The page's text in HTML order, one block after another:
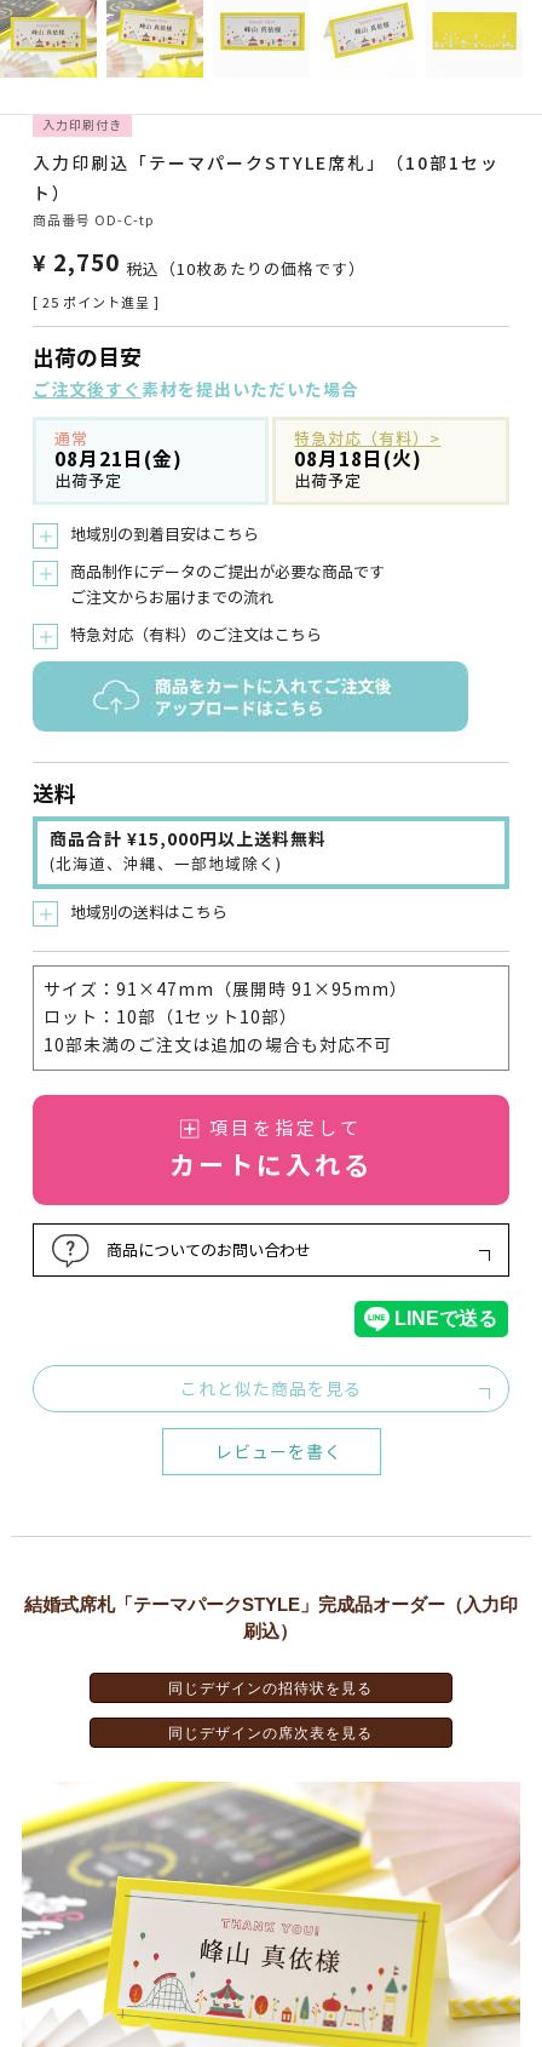
入力印刷付き
入力印刷込「テーマパークSTYLE席札」（10部1セッ
ト）
商品番号 OD-C-tp
¥ 2,750 税込 （10枚あたりの価格です）
[ 25 ポイント進呈 ]
出荷の目安
ご注文後すぐ素材を提出いただいた場合
通常
08月21日(金)
出荷予定
特急対応（有料）>
08月18日(火)
出荷予定
＋ 地域別の到着目安はこちら
＋
商品制作にデータのご提出が必要な商品です
ご注文からお届けまでの流れ
＋ 特急対応（有料）のご注文はこちら
送料
商品合計 ¥15,000円以上送料無料
(北海道、沖縄、一部地域除く)
＋ 地域別の送料はこちら
サイズ：91×47mm（展開時 91×95mm）
ロット：10部（1セット10部）
10部未満のご注文は追加の場合も対応不可
項目を指定して
カートに入れる
商品についてのお問い合わせ
これと似た商品を見る
レビューを書く
結婚式席札「テーマパークSTYLE」完成品オーダー（入力印
刷込）
同じデザインの招待状を見る
同じデザインの席次表を見る